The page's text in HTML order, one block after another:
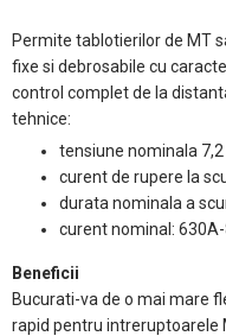
Permite tablotierilor de MT
fixe si debrosabile cu
control complet de la
tehnice:
tensiune nominala
curent de rupere la
durata nominala a
curent nominal:
Beneficii
Bucurati-va de o mai mare
rapid pentru intreruptoarele